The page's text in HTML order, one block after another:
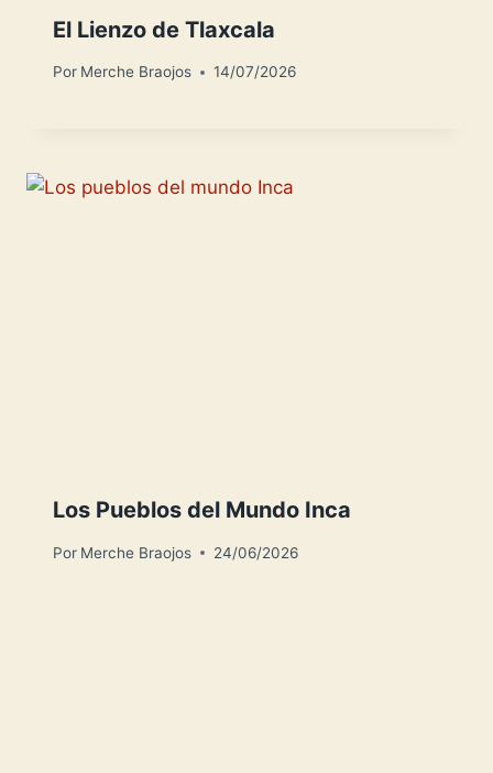
El Lienzo de Tlaxcala
Por Merche Braojos 14/07/2026
Los Pueblos del Mundo Inca
Por Merche Braojos 24/06/2026